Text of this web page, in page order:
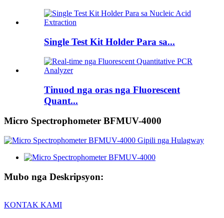
Single Test Kit Holder Para sa...
Tinuod nga oras nga Fluorescent
Quant...
Micro Spectrophometer BFMUV-4000
Mubo nga Deskripsyon:
KONTAK KAMI